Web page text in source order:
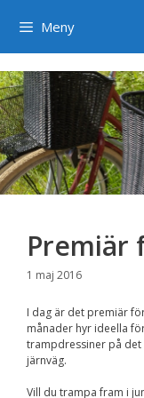
Meny
Premiär
1 maj 2016
I dag är det premiär
månader hyr ideella
trampdressiner på det
järnväg.
Vill du trampa fram i